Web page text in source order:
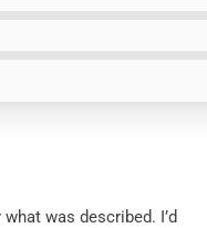
was described. I’d